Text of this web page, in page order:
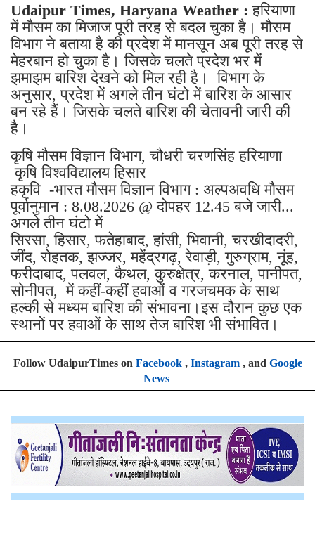
Udaipur Times, Haryana Weather :हरियाणा
में मौसम का मिजाज पूरी तरह से बदल चुका है। मौसम
विभाग ने बताया है की प्रदेश में मानसून अब पूरी तरह से
मेहरबान हो चुका है। जिसके चलते प्रदेश भर में
झमाझम बारिश देखने को मिल रही है। विभाग के
अनुसार, प्रदेश में अगले तीन घंटो में बारिश के आसार
बन रहे हैं। जिसके चलते बारिश की चेतावनी जारी की
है।
कृषि मौसम विज्ञान विभाग, चौधरी चरणसिंह हरियाणा
कृषि विश्वविद्यालय हिसार
हकृवि -भारत मौसम विज्ञान विभाग : अल्पअवधि मौसम
पूर्वानुमान : 8.08.2026 @ दोपहर 12.45 बजे जारी...
अगले तीन घंटो में
सिरसा, हिसार, फतेहाबाद, हांसी, भिवानी, चरखीदादरी,
जींद, रोहतक, झज्जर, महेंद्रगढ़, रेवाड़ी, गुरुग्राम, नूंह,
फरीदाबाद, पलवल, कैथल, कुरुक्षेत्र, करनाल, पानीपत,
सोनीपत, में कहीं-कहीं हवाओं व गरजचमक के साथ
हल्की से मध्यम बारिश की संभावना।इस दौरान कुछ एक
स्थानों पर हवाओं के साथ तेज बारिश भी संभावित।
Follow UdaipurTimes on Facebook, Instagram, and Google
News